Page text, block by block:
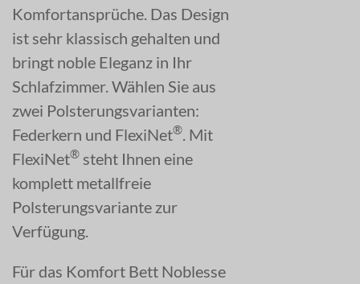
Komfortansprüche. Das Design
ist sehr klassisch gehalten und
bringt noble Eleganz in Ihr
Schlafzimmer. Wählen Sie aus
zwei Polsterungsvarianten:
Federkern und FlexiNet® . Mit
FlexiNet® steht Ihnen eine
komplett metallfreie
Polsterungsvariante zur
Verfügung.
Für das Komfort Bett Noblesse